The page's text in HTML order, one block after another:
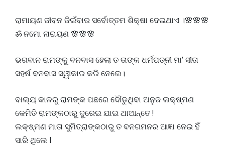
ରାମାୟଣ ଜୀବନ ଜିଇଁବାର ସର୍ବୋତ୍ତମ ଶିକ୍ଷା ଦେଇଥାଏ ।🌸🌸🌸
ॐ ନମୋ ନାରାୟଣ 🌸🌸🌸
ଭଗବାନ ରାମଙ୍କୁ ବନବାସ ହେଲା ତ ତାଙ୍କ ଧର୍ମପତ୍ନୀ ମା’ ସୀତା
ସହର୍ଷ ବନବାସ ସ୍ୱୀକାର କରି ନେଲେ।
ବାଲ୍ୟ କାଳରୁ ରାମଙ୍କ ପଛରେ ଦୌଡୁଥିବା ଅନୁଜ ଲକ୍ଷ୍ମଣ
କେମିତି ରାମଙ୍କଠାରୁ ଦୁରେଇ ଯାଇ ଥାଆନ୍ତେ !
ଲକ୍ଷ୍ମଣ ମାତା ସୁମିତ୍ରାଙ୍କଠାରୁ ତ ବନଗମନର ଆଜ୍ଞା ନେଇ ହିଁ
ସାରି ଥିଲେ l